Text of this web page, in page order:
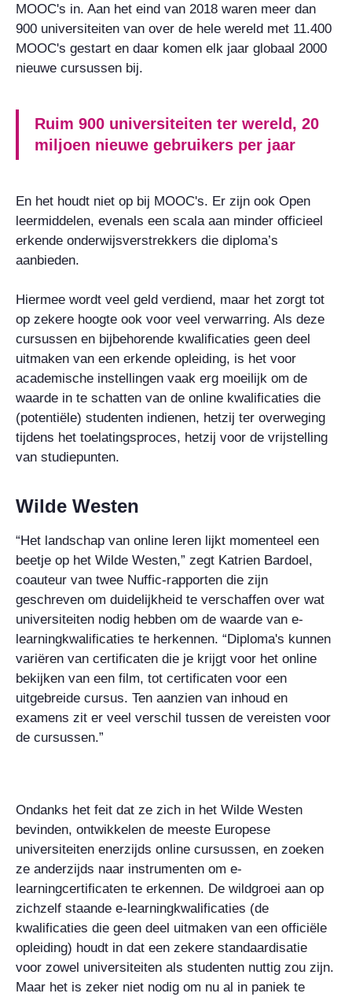
MOOC's in. Aan het eind van 2018 waren meer dan
900 universiteiten van over de hele wereld met 11.400
MOOC's gestart en daar komen elk jaar globaal 2000
nieuwe cursussen bij.
Ruim 900 universiteiten ter wereld, 20
miljoen nieuwe gebruikers per jaar
En het houdt niet op bij MOOC's. Er zijn ook Open
leermiddelen, evenals een scala aan minder officieel
erkende onderwijsverstrekkers die diploma’s
aanbieden.
Hiermee wordt veel geld verdiend, maar het zorgt tot
op zekere hoogte ook voor veel verwarring. Als deze
cursussen en bijbehorende kwalificaties geen deel
uitmaken van een erkende opleiding, is het voor
academische instellingen vaak erg moeilijk om de
waarde in te schatten van de online kwalificaties die
(potentiële) studenten indienen, hetzij ter overweging
tijdens het toelatingsproces, hetzij voor de vrijstelling
van studiepunten.
Wilde Westen
“Het landschap van online leren lijkt momenteel een
beetje op het Wilde Westen,” zegt Katrien Bardoel,
coauteur van twee Nuffic-rapporten die zijn
geschreven om duidelijkheid te verschaffen over wat
universiteiten nodig hebben om de waarde van e-
learningkwalificaties te herkennen. “Diploma's kunnen
variëren van certificaten die je krijgt voor het online
bekijken van een film, tot certificaten voor een
uitgebreide cursus. Ten aanzien van inhoud en
examens zit er veel verschil tussen de vereisten voor
de cursussen.”
Ondanks het feit dat ze zich in het Wilde Westen
bevinden, ontwikkelen de meeste Europese
universiteiten enerzijds online cursussen, en zoeken
ze anderzijds naar instrumenten om e-
learningcertificaten te erkennen. De wildgroei aan op
zichzelf staande e-learningkwalificaties (de
kwalificaties die geen deel uitmaken van een officiële
opleiding) houdt in dat een zekere standaardisatie
voor zowel universiteiten als studenten nuttig zou zijn.
Maar het is zeker niet nodig om nu al in paniek te